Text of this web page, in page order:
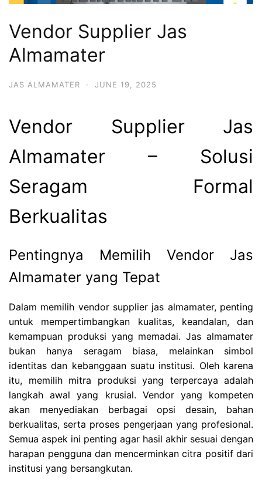
Vendor Supplier Jas
Almamater
JAS ALMAMATER · JUNE 19, 2025
Vendor Supplier Jas
Almamater – Solusi
Seragam Formal
Berkualitas
Pentingnya Memilih Vendor Jas
Almamater yang Tepat
Dalam memilih vendor supplier jas almamater, penting
untuk mempertimbangkan kualitas, keandalan, dan
kemampuan produksi yang memadai. Jas almamater
bukan hanya seragam biasa, melainkan simbol
identitas dan kebanggaan suatu institusi. Oleh karena
itu, memilih mitra produksi yang terpercaya adalah
langkah awal yang krusial. Vendor yang kompeten
akan menyediakan berbagai opsi desain, bahan
berkualitas, serta proses pengerjaan yang profesional.
Semua aspek ini penting agar hasil akhir sesuai dengan
harapan pengguna dan mencerminkan citra positif dari
institusi yang bersangkutan.